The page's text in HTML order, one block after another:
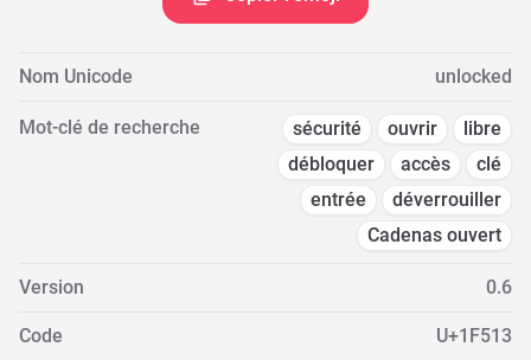
Nom Unicode unlocked
Mot-clé de recherche sécurité ouvrir
libre
débloquer
accès
clé
entrée
déverrouiller
Cadenas ouvert
Version 0.6
Code U+1F513